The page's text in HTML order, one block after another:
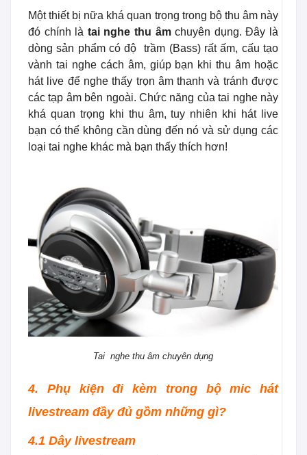
Một thiết bị nữa khá quan trọng trong bộ thu âm này
đó chính là tai nghe thu âmchuyên dụng. Đây là
dòng sản phẩm có độ trầm (Bass) rất ấm, cấu tạo
vành tai nghe cách âm, giúp bạn khi thu âm hoặc
hát live để nghe thấy trọn âm thanh và tránh được
các tạp âm bên ngoài. Chức năng của tai nghe này
khá quan trọng khi thu âm, tuy nhiên khi hát live
bạn có thể không cần dùng đến nó và sử dụng các
loại tai nghe khác mà bạn thấy thích hơn!
Tai nghe thu âm chuyên dụng
4. Phụ kiện đi kèm trong bộ mic hát
livestream đầy đủ gồm những gì?
4.1 Dây livestream